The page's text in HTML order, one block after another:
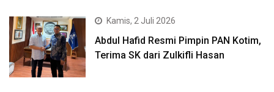
Kamis, 2 Juli 2026
Abdul Hafid Resmi Pimpin PAN Kotim,
Terima SK dari Zulkifli Hasan